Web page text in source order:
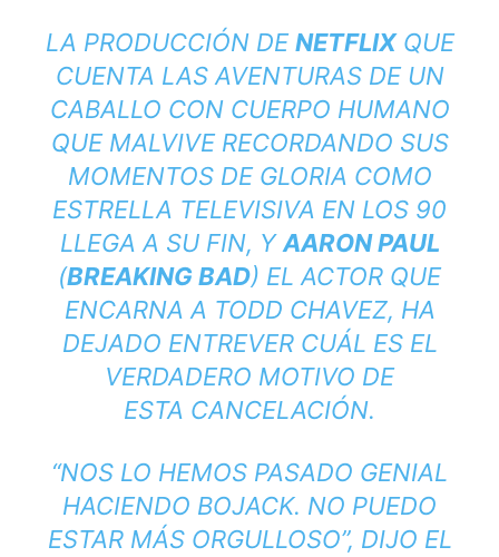
LA PRODUCCIÓN DENETFLIXQUE
CUENTA LAS AVENTURAS DE UN
CABALLO CON CUERPO HUMANO
QUE MALVIVE RECORDANDO SUS
MOMENTOS DE GLORIA COMO
ESTRELLA TELEVISIVA EN LOS 90
LLEGA A SU FIN, YAARON PAUL
(BREAKING BAD) EL ACTOR QUE
ENCARNA A TODD CHAVEZ, HA
DEJADO ENTREVER CUÁL ES EL
VERDADERO MOTIVO DE
ESTA CANCELACIÓN.
“NOS LO HEMOS PASADO GENIAL
HACIENDO BOJACK. NO PUEDO
ESTAR MÁS ORGULLOSO”, DIJO EL